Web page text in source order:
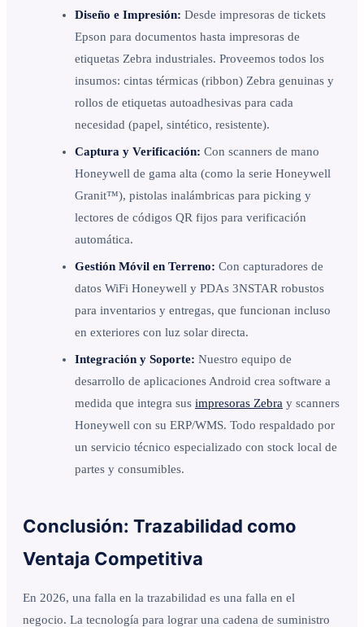
Diseño e Impresión: Desde impresoras de tickets
Epson para documentos hasta impresoras de
etiquetas Zebra industriales. Proveemos todos los
insumos: cintas térmicas (ribbon) Zebra genuinas y
rollos de etiquetas autoadhesivas para cada
necesidad (papel, sintético, resistente).
Captura y Verificación: Con scanners de mano
Honeywell de gama alta (como la serie Honeywell
Granit™), pistolas inalámbricas para picking y
lectores de códigos QR fijos para verificación
automática.
Gestión Móvil en Terreno: Con capturadores de
datos WiFi Honeywell y PDAs 3NSTAR robustos
para inventarios y entregas, que funcionan incluso
en exteriores con luz solar directa.
Integración y Soporte: Nuestro equipo de
desarrollo de aplicaciones Android crea software a
medida que integra sus impresoras Zebra y scanners
Honeywell con su ERP/WMS. Todo respaldado por
un servicio técnico especializado con stock local de
partes y consumibles.
Conclusión: Trazabilidad como
Ventaja Competitiva
En 2026, una falla en la trazabilidad es una falla en el
negocio. La tecnología para lograr una cadena de suministro